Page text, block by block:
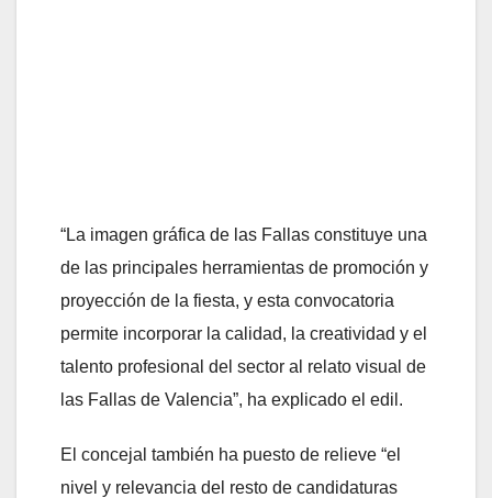
“La imagen gráfica de las Fallas constituye una
de las principales herramientas de promoción y
proyección de la fiesta, y esta convocatoria
permite incorporar la calidad, la creatividad y el
talento profesional del sector al relato visual de
las Fallas de Valencia”, ha explicado el edil.
El concejal también ha puesto de relieve “el
nivel y relevancia del resto de candidaturas